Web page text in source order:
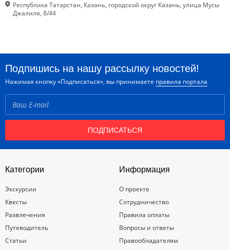
Республика Татарстан, Казань, городской округ Казань, улица Мусы
Джалиля, 8/44
Подпишись на нашу рассылку новостей!
Нажимая кнопку «Подписаться», вы принимаете правила портала
ПОДПИСАТЬСЯ
Категории
Экскурсии
Квесты
Развлечения
Путеводитель
Статьи
Информация
О проекте
Сотрудничество
Правила оплаты
Вопросы и ответы
Правообладателям